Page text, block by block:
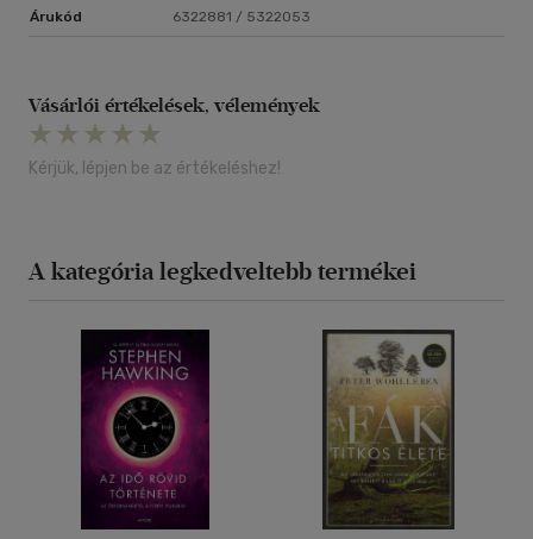
Árukód 6322881 / 5322053
Vásárlói értékelések, vélemények
Kérjük, lépjen be az értékeléshez!
A kategória legkedveltebb termékei